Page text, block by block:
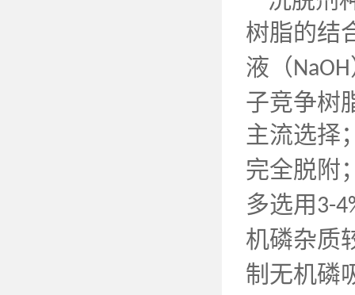
树脂的结
液（NaOH
子竞争树
主流选择
完全脱附
多选用3-
机磷杂质
制无机磷